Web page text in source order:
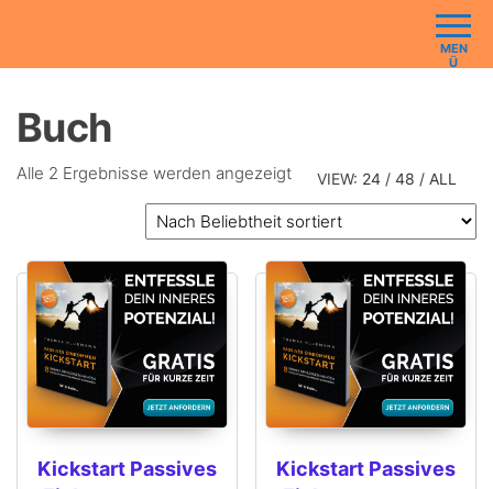
MEN
Ü
Buch
VIEW: 24 / 48 / ALL
Alle 2 Ergebnisse werden angezeigt
Kickstart Passives
Kickstart Passives